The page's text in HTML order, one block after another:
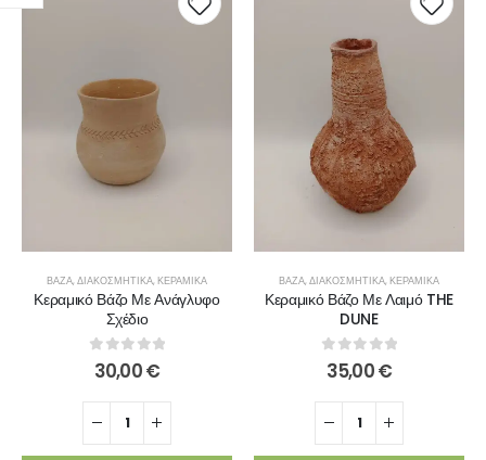
ΒΆΖΑ,ΔΙΑΚΟΣΜΗΤΙΚΆ,ΚΕΡΑΜΙΚΆ
Κεραμικό Βάζο Με Ανάγλυφο
Σχέδιο
0out of 5
30,00€
ΒΆΖΑ,ΔΙΑΚΟΣΜΗΤΙΚΆ,ΚΕΡΑΜΙΚΆ
Κεραμικό Βάζο Με Λαιμό THE
DUNE
0out of 5
35,00€